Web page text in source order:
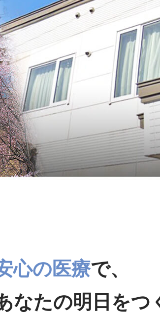
心の医療で、
なたの明日をつ